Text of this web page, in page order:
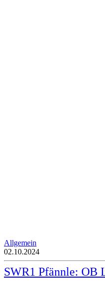
Allgemein
02.10.2024
SWR1 Pfännle: OB